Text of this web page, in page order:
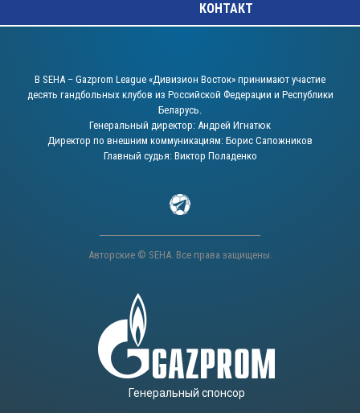
КОНТАКТ
В SEHA – Gazprom League «Дивизион Восток» принимают участие
десять гандбольных клубов из Российской Федерации и Республики
Беларусь.
Генеральный директор: Андрей Игнатюк
Директор по внешним коммуникациям: Борис Сапожников
Главный судья: Виктор Поладенко
Авторские © SEHA. Все права защищены.
Генеральный спонсор